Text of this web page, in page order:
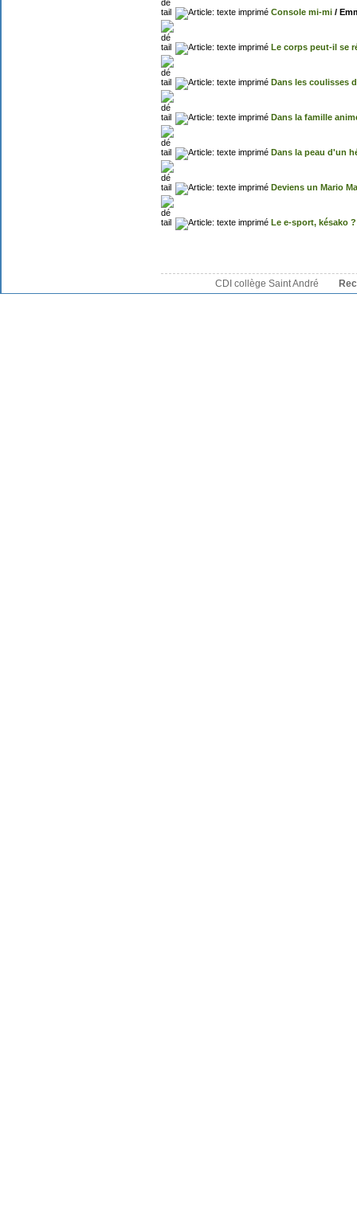
Console mi-mi /
Le corps peut-il se
Dans les coulisses
Dans la famille
Dans la peau d'un
Deviens un Mario
Le e-sport, késako ?
CDI collège Saint André